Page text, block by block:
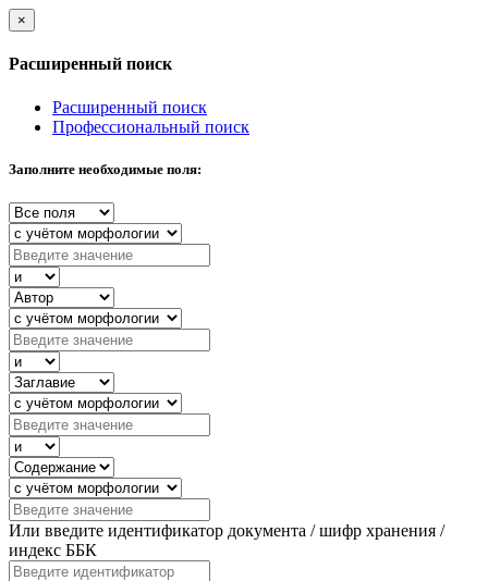
×
Расширенный поиск
Расширенный поиск
Профессиональный поиск
Заполните необходимые поля:
Или введите идентификатор документа / шифр хранения /
индекс ББК